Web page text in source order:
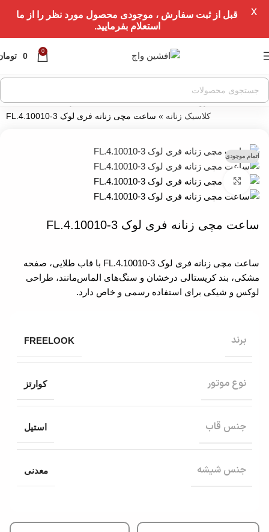
عبور به ناوبری
0
0
خانه»فروشگاه»ساعت مچی»ساعت مچی زنانه»ساعت مچی
کلاسیک زنانه » ساعت مچی زنانه فری لوک FL.4.10010-3
اتمام موجودی
بزرگنمایی تصویر
ساعت مچی زنانه فری لوک FL.4.10010-3
ساعت مچی زنانه فری لوک FL.4.10010-3 با قاب طلایی، صفحه
مشکی، بند کریستالی درخشان و سنگ‌های الماس‌مانند، طراحی
لوکس و شیکی برای استفاده رسمی و خاص دارد.
برند FREELOOK
نوع موتور کوارتز
جنس قاب استیل
جنس شیشه معدنی
قبل از ثبت سفارش ، موجودی محصول مورد نظر را از ما
استعلام بفرمایید.
X